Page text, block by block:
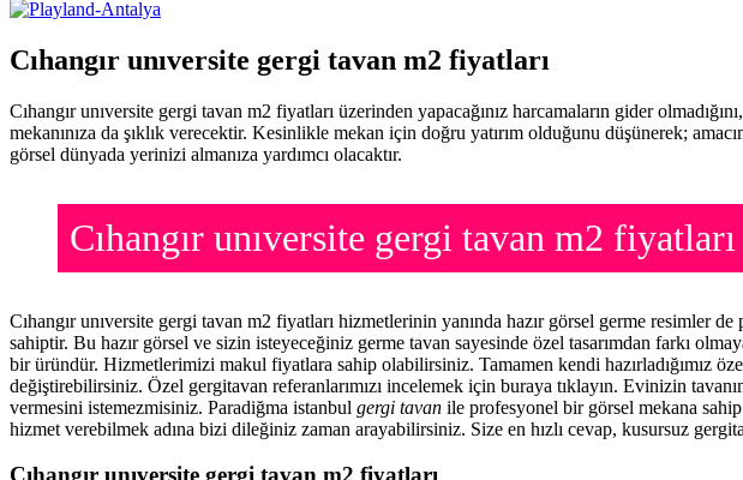
Cıhangır unıversite gergi tavan m2 fiyatları
Cıhangır unıversite gergi tavan m2 fiyatları üzerinden yapacağınız harcamaların gider
mekanınıza da şıklık verecektir. Kesinlikle mekan için doğru yatırım olduğunu düşünerek;
görsel dünyada yerinizi almanıza yardımcı olacaktır.
Cıhangır unıversite gergi tavan m2
Cıhangır unıversite gergi tavan m2 fiyatları hizmetlerinin yanında hazır görsel germe resimler
sahiptir. Bu hazır görsel ve sizin isteyeceğiniz germe tavan sayesinde özel tasarımdan farkı
bir üründür. Hizmetlerimizi makul fiyatlara sahip olabilirsiniz. Tamamen kendi hazırladığımız
değiştirebilirsiniz. Özel gergitavan referanlarımızı incelemek için buraya tıklayın. Evinizin
vermesini istemezmisiniz. Paradiğma istanbul gergi tavan ile profesyonel bir görsel mekana
hizmet verebilmek adına bizi dileğiniz zaman arayabilirsiniz. Size en hızlı cevap, kusursuz